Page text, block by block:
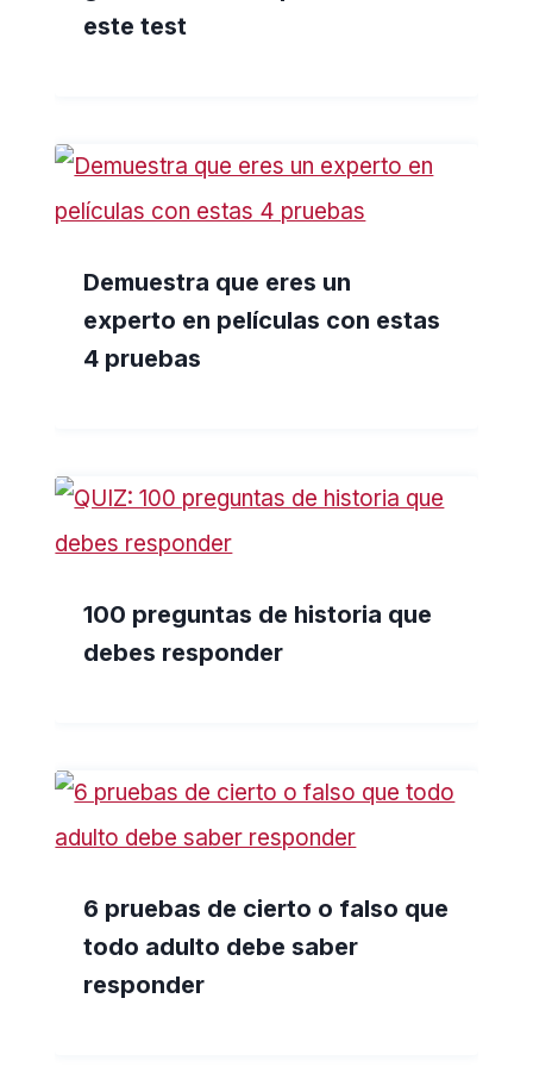
este test
Demuestra que eres un
experto en películas con estas
4 pruebas
100 preguntas de historia que
debes responder
6 pruebas de cierto o falso que
todo adulto debe saber
responder